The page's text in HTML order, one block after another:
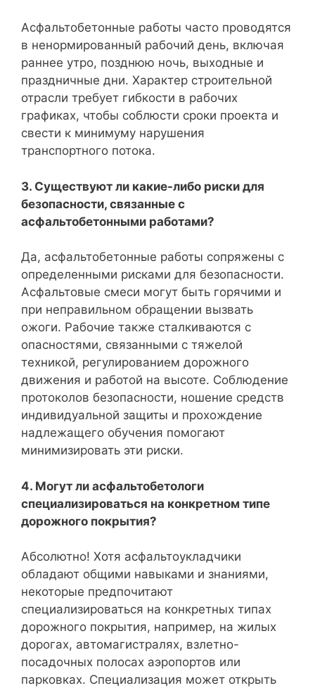
Асфальтобетонные работы часто проводятся
в ненормированный рабочий день, включая
раннее утро, позднюю ночь, выходные и
праздничные дни. Характер строительной
отрасли требует гибкости в рабочих
графиках, чтобы соблюсти сроки проекта и
свести к минимуму нарушения
транспортного потока.
3. Существуют ли какие-либо риски для
безопасности, связанные с
асфальтобетонными работами?
Да, асфальтобетонные работы сопряжены с
определенными рисками для безопасности.
Асфальтовые смеси могут быть горячими и
при неправильном обращении вызвать
ожоги. Рабочие также сталкиваются с
опасностями, связанными с тяжелой
техникой, регулированием дорожного
движения и работой на высоте. Соблюдение
протоколов безопасности, ношение средств
индивидуальной защиты и прохождение
надлежащего обучения помогают
минимизировать эти риски.
4. Могут ли асфальтобетологи
специализироваться на конкретном типе
дорожного покрытия?
Абсолютно! Хотя асфальтоукладчики
обладают общими навыками и знаниями,
некоторые предпочитают
специализироваться на конкретных типах
дорожного покрытия, например, на жилых
дорогах, автомагистралях, взлетно-
посадочных полосах аэропортов или
парковках. Специализация может открыть